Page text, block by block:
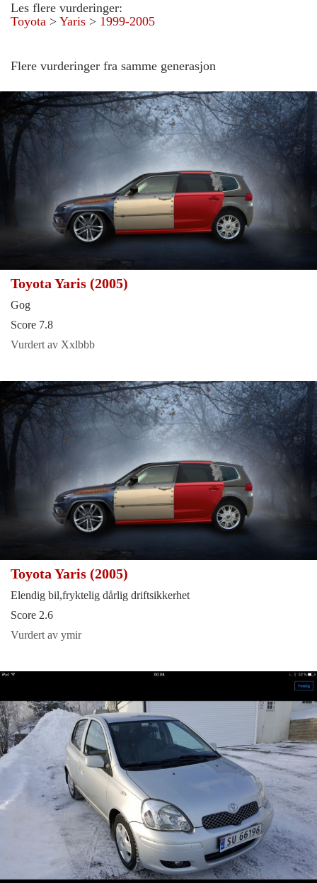
Les flere vurderinger:
Toyota > Yaris > 1999-2005
Flere vurderinger fra samme generasjon
Toyota Yaris (2005)
Gog
Score 7.8
Vurdert av Xxlbbb
Toyota Yaris (2005)
Elendig bil,fryktelig dårlig driftsikkerhet
Score 2.6
Vurdert av ymir